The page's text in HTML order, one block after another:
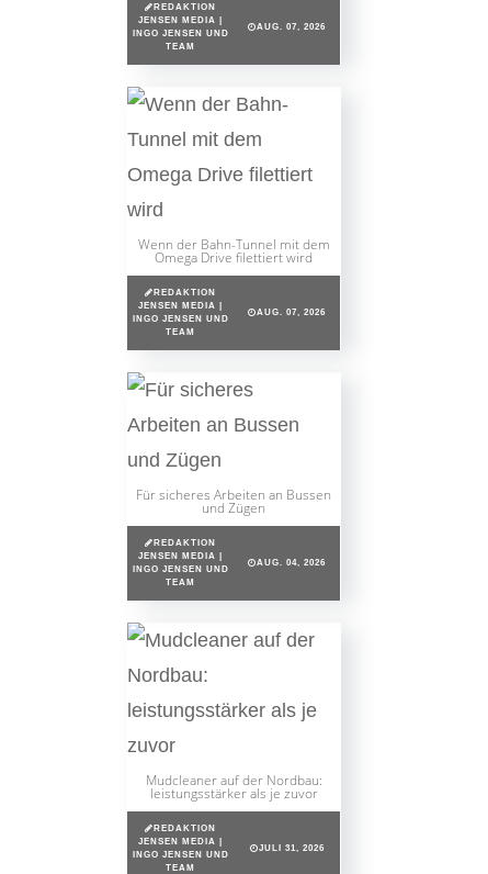
REDAKTION
JENSEN MEDIA |
INGO JENSEN UND
TEAM
AUG. 07, 2026
Wenn der Bahn-Tunnel mit dem
Omega Drive filettiert wird
REDAKTION
JENSEN MEDIA |
INGO JENSEN UND
TEAM
AUG. 07, 2026
Für sicheres Arbeiten an Bussen
und Zügen
REDAKTION
JENSEN MEDIA |
INGO JENSEN UND
TEAM
AUG. 04, 2026
Mudcleaner auf der Nordbau:
leistungsstärker als je zuvor
REDAKTION
JENSEN MEDIA |
INGO JENSEN UND
TEAM
JULI 31, 2026